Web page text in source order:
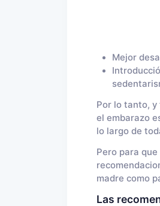
Mejor
Por lo tanto,
el embarazo
lo largo de
Pero para
madre como
Las